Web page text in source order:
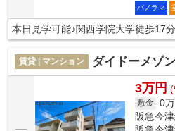
パノラマ
本日見学可能♪関西学院大学徒歩17
賃貸 | マンション ダイドーメゾ
3万円
敷金 0
阪急今